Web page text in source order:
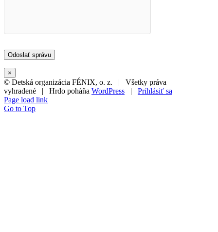
×
© Detská organizácia FÉNIX, o. z. | Všetky práva
vyhradené | Hrdo poháňa WordPress
Prihlásiť sa
Page load link
Go to Top